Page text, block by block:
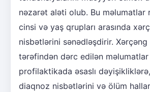
nəzarət aləti olub. Bu məlumatlar
cinsi və yaş qrupları arasında
nisbətlərini sənədləşdirir. Xərçəng
tərəfindən dərc edilən
profilaktikada əsaslı
diaqnoz nisbətlərini və ölüm